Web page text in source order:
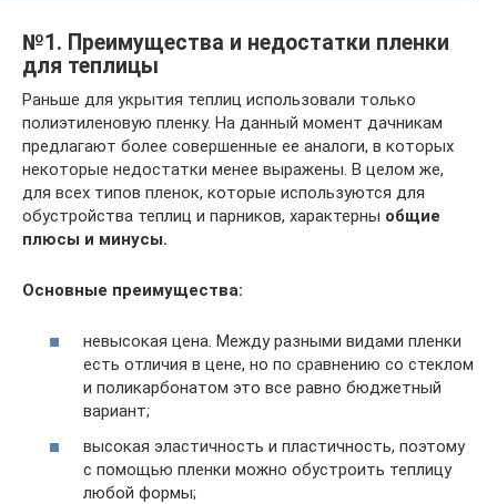
№1. Преимущества и недостатки пленки
для теплицы
Раньше для укрытия теплиц использовали только
полиэтиленовую пленку. На данный момент дачникам
предлагают более совершенные ее аналоги, в которых
некоторые недостатки менее выражены. В целом же,
для всех типов пленок, которые используются для
обустройства теплиц и парников, характерны общие
плюсы и минусы.
Основные преимущества:
невысокая цена. Между разными видами пленки
есть отличия в цене, но по сравнению со стеклом
и поликарбонатом это все равно бюджетный
вариант;
высокая эластичность и пластичность, поэтому
с помощью пленки можно обустроить теплицу
любой формы;